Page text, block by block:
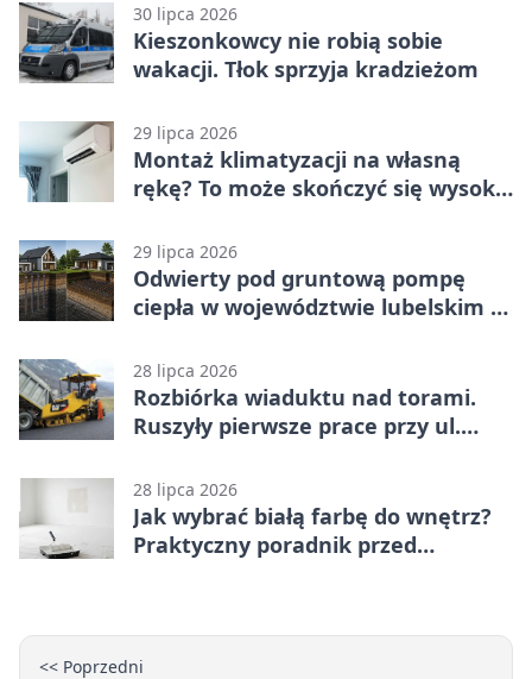
30 lipca 2026
Kieszonkowcy nie robią sobie
wakacji. Tłok sprzyja kradzieżom
29 lipca 2026
Montaż klimatyzacji na własną
rękę? To może skończyć się wysoką
29 lipca 2026
Odwierty pod gruntową pompę
ciepła w województwie lubelskim -
28 lipca 2026
Rozbiórka wiaduktu nad torami.
Ruszyły pierwsze prace przy ul.
28 lipca 2026
Jak wybrać białą farbę do wnętrz?
Praktyczny poradnik przed
<< Poprzedni